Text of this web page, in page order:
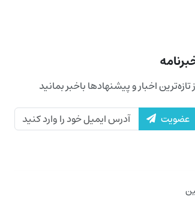
تازه‌ترین اخبار و پیشنهادها باخبر بمانید
عضویت